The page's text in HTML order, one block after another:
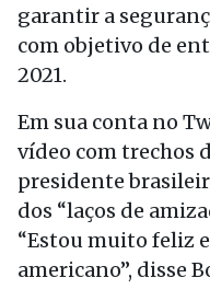
garantir a
com objetivo de
2021.
Em sua conta no
vídeo com trechos
presidente
dos “laços de
“Estou muito feliz
americano”, disse